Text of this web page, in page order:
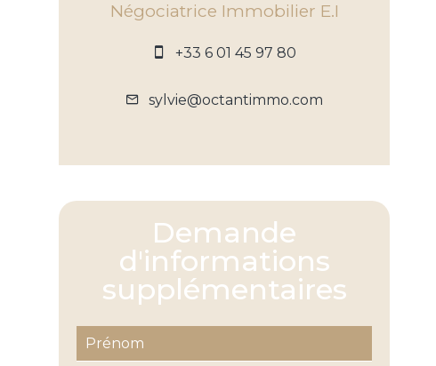
Négociatrice Immobilier E.I
+33 6 01 45 97 80
sylvie@octantimmo.com
Demande
d'informations
supplémentaires